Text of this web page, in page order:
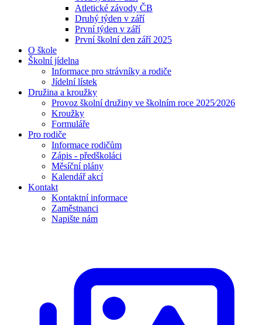
Atletické závody ČB
Druhý týden v září
První týden v září
První školní den září 2025
O škole
Školní jídelna
Informace pro strávníky a rodiče
Jídelní lístek
Družina a kroužky
Provoz školní družiny ve školním roce 2025⁄2026
Kroužky
Formuláře
Pro rodiče
Informace rodičům
Zápis - předškoláci
Měsíční plány
Kalendář akcí
Kontakt
Kontaktní informace
Zaměstnanci
Napište nám